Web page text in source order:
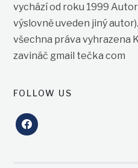
vychází od roku 1999
výslovně uveden jiný
všechna práva vyhrazena
zavináč gmail tečka com
FOLLOW US
facebook